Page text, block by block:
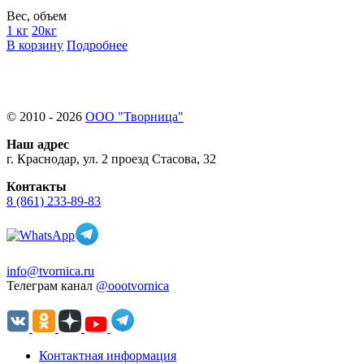
Вес, объем
1 кг 20кг
В корзину Подробнее
© 2010 - 2026 ООО "Творница"
Наш адрес
г. Краснодар, ул. 2 проезд Стасова, 32
Контакты
8 (861) 233-89-83
info@tvornica.ru
Телеграм канал @oootvornica
Контактная информация